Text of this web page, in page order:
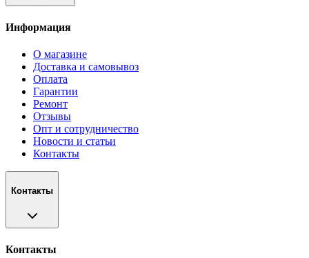
Информация
О магазине
Доставка и самовывоз
Оплата
Гарантии
Ремонт
Отзывы
Опт и сотрудничество
Новости и статьи
Контакты
Контакты
Контакты